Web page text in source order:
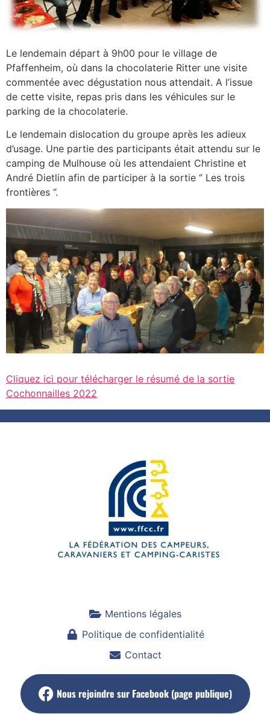
Le lendemain départ à 9h00 pour le village de
Pfaffenheim, où dans la chocolaterie Ritter une visite
commentée avec dégustation nous attendait. A l’issue
de cette visite, repas pris dans les véhicules sur le
parking de la chocolaterie.
Le lendemain dislocation du groupe après les adieux
d’usage. Une partie des participants était attendu sur le
camping de Mulhouse où les attendaient Christine et
André Dietlin afin de participer à la sortie ‘’ Les trois
frontières ‘’.
Cliquez ici pour télécharger le résumé de la sortie
Cochonnailles 2022
Mentions légales
Politique de confidentialité
Contact
Nous rejoindre sur Facebook (page publique)